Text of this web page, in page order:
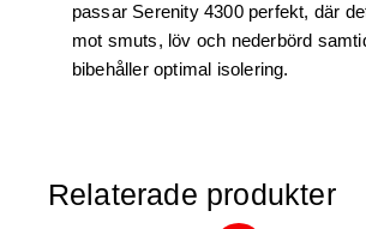
passar Serenity 4300 perfekt, där
mot smuts, löv och nederbörd
bibehåller optimal isolering.
Relaterade produkter